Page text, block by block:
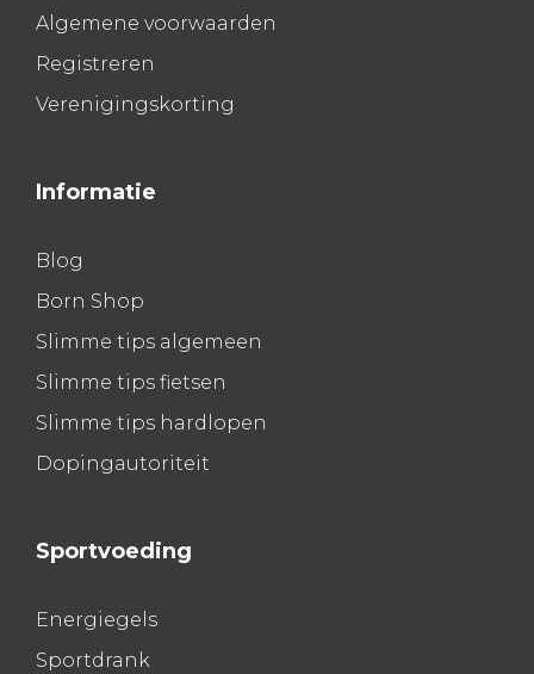
Algemene voorwaarden
Registreren
Verenigingskorting
Informatie
Blog
Born Shop
Slimme tips algemeen
Slimme tips fietsen
Slimme tips hardlopen
Dopingautoriteit
Sportvoeding
Energiegels
Sportdrank